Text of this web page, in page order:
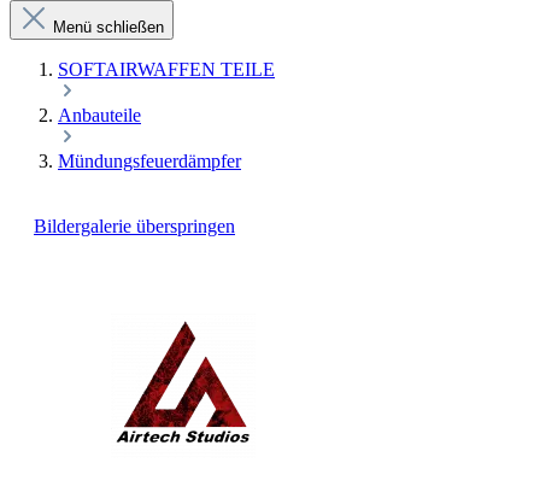
Menü schließen
SOFTAIRWAFFEN TEILE
Anbauteile
Mündungsfeuerdämpfer
Bildergalerie überspringen